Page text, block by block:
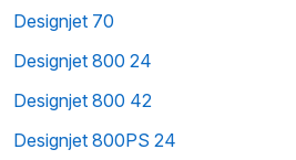
Designjet 70
Designjet 800 24
Designjet 800 42
Designjet 800PS 24